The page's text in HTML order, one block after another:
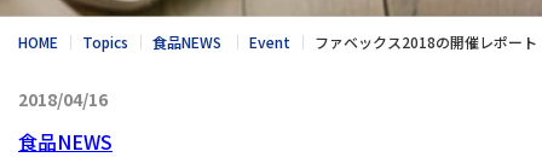
HOME Topics 食品NEWS Event ファベックス2018の開催レポート
2018/04/16
食品NEWS